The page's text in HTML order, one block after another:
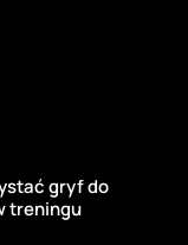
gryf do
treningu